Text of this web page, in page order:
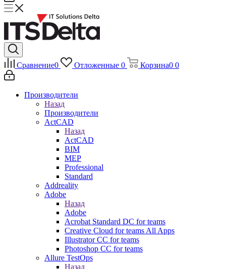
Сравнение0 Отложенные 0 Корзина0 0
Производители
Назад
Производители
ActCAD
Назад
ActCAD
BIM
MEP
Professional
Standard
Addreality
Adobe
Назад
Adobe
Acrobat Standard DC for teams
Creative Cloud for teams All Apps
Illustrator CC for teams
Photoshop CC for teams
Allure TestOps
Назад